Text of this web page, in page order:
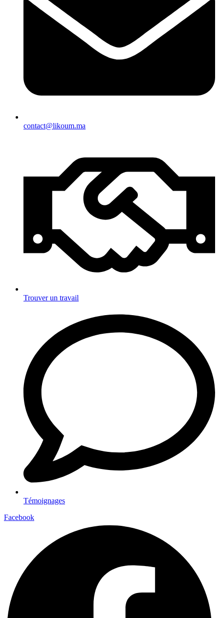
contact@likoum.ma
Trouver un travail
Témoignages
Facebook